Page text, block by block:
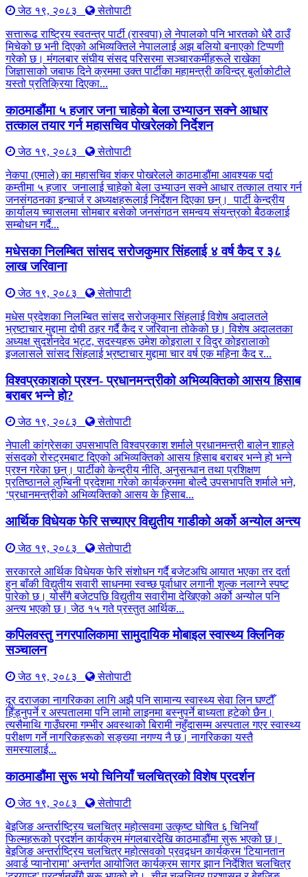
जेठ १९, २०८३
सेतोपाटी
सत्तारूढ राष्ट्रिय स्वतन्त्र पार्टी (रास्वपा) ले नेपालको पनि भारतको धेरै ठाउँ
मिचेको छ भनी दिएको अभिव्यक्तिले नेपाललाई अझ बलियो बनाएको टिप्पणी
गरेको छ। मंगलबार संघीय संसद परिसरमा सञ्चारकर्मीहरूले राखेका
जिज्ञासाको जबाफ दिने क्रममा उक्त पार्टीका महामन्त्री कविन्द्र बुर्लाकोटीले
यस्तो प्रतिक्रिया दिएका...
काठमाडौंमा ५ हजार जना चाहेको बेला उभ्याउन सक्ने आधार
तत्काल तयार गर्न महासचिव पोखरेलको निर्देशन
जेठ १९, २०८३
सेतोपाटी
नेकपा (एमाले) का महासचिव शंकर पोखरेलले काठमाडौंमा आवश्यक पर्दा
कम्तीमा ५ हजार जनालाई चाहेको बेला उभ्याउन सक्ने आधार तत्काल तयार गर्न
जनसंगठनका इन्चार्ज र अध्यक्षहरूलाई निर्देशन दिएका छन्। पार्टी केन्द्रीय
कार्यालय च्यासलमा सोमबार बसेको जनसंगठन समन्वय संयन्त्रको बैठकलाई
सम्बोधन गर्दै...
मधेसका निलम्बित सांसद सरोजकुमार सिंहलाई ४ वर्ष कैद र ३८
लाख जरिवाना
जेठ १९, २०८३
सेतोपाटी
मधेस प्रदेशका निलम्बित सांसद सरोजकुमार सिंहलाई विशेष अदालतले
भ्रष्टाचार मुद्दामा दोषी ठहर गर्दै कैद र जरिवाना तोकेको छ। विशेष अदालतका
अध्यक्ष सुदर्शनदेव भट्ट, सदस्यहरू उमेश कोइराला र विदुर कोइरालाको
इजलासले सांसद सिंहलाई भ्रष्टाचार मुद्दामा चार वर्ष एक महिना कैद र...
विश्वप्रकाशको प्रश्न- प्रधानमन्त्रीको अभिव्यक्तिको आसय हिसाब
बराबर भन्ने हो?
जेठ १९, २०८३
सेतोपाटी
नेपाली कांग्रेसका उपसभापति विश्वप्रकाश शर्माले प्रधानमन्त्री बालेन शाहले
संसदको रोस्ट्रमबाट दिएको अभिव्यक्तिको आसय हिसाब बराबर भन्ने हो भन्ने
प्रश्न गरेका छन्। पार्टीको केन्द्रीय नीति, अनुसन्धान तथा प्रशिक्षण
प्रतिष्ठानले लुम्बिनी प्रदेशमा गरेको कार्यक्रममा बोल्दै उपसभापति शर्माले भने,
‘प्रधानमन्त्रीको अभिव्यक्तिको आसय के हिसाब...
आर्थिक विधेयक फेरि सच्याएर विद्युतीय गाडीको अर्को अन्योल अन्त्य
जेठ १९, २०८३
सेतोपाटी
सरकारले आर्थिक विधेयक फेरि संशोधन गर्दै बजेटअघि आयात भएका तर दर्ता
हुन बाँकी विद्युतीय सवारी साधनमा स्वच्छ पूर्वाधार लगानी शुल्क नलाग्ने स्पष्ट
पारेको छ। योसँगै बजेटपछि विद्युतीय सवारीमा देखिएको अर्को अन्योल पनि
अन्त्य भएको छ। जेठ १५ गते प्रस्तुत आर्थिक...
कपिलवस्तु नगरपालिकामा सामुदायिक मोबाइल स्वास्थ्य क्लिनिक
सञ्चालन
जेठ १९, २०८३
सेतोपाटी
दूर दराजका नागरिकका लागि अझै पनि सामान्य स्वास्थ्य सेवा लिन घण्टौँ
हिँड्नुपर्ने र अस्पतालमा पनि लामो लाइनमा बस्नुपर्ने बाध्यता हटेको छैन।
त्यसैमाथि गाउँघरमा गम्भीर अवस्थाको बिरामी नहुँदासम्म अस्पताल गएर स्वास्थ्य
परीक्षण गर्ने नागरिकहरूको सङ्ख्या नगण्य नै छ। नागरिकका यस्तै
समस्यालाई...
काठमाडौंमा सुरू भयो चिनियाँ चलचित्रको विशेष प्रदर्शन
जेठ १९, २०८३
सेतोपाटी
बेइजिङ अन्तर्राष्ट्रिय चलचित्र महोत्सवमा उत्कृष्ट घोषित ६ चिनियाँ
फिल्महरूको प्रदर्शन कार्यक्रम मंगलबारदेखि काठमाडौंमा सुरू भएको छ।
बेइजिङ अन्तर्राष्ट्रिय चलचित्र महोत्सवको प्रवद्र्धन कार्यक्रम 'टियानतान
अवार्ड प्यानोरामा' अन्तर्गत आयोजित कार्यक्रम सागर झान निर्देशित चलचित्र